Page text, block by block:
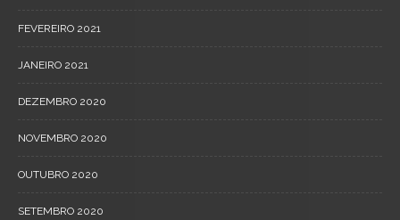
FEVEREIRO 2021
JANEIRO 2021
DEZEMBRO 2020
NOVEMBRO 2020
OUTUBRO 2020
SETEMBRO 2020